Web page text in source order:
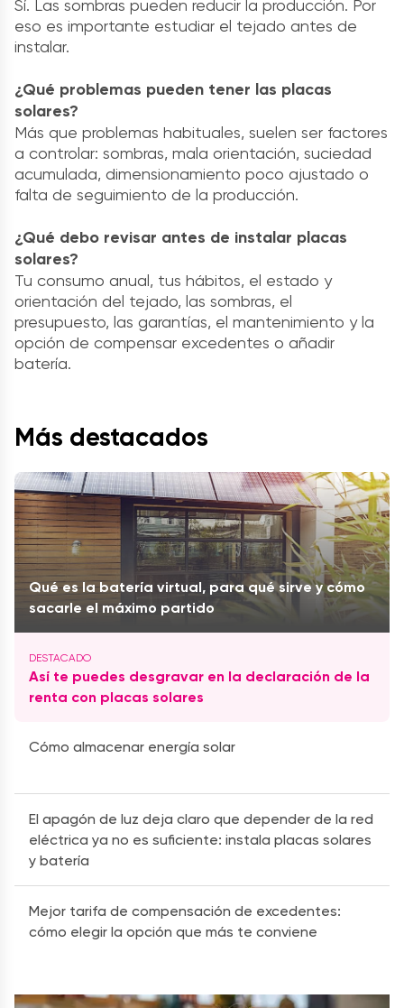
Sí. Las sombras pueden reducir la producción. Por
eso es importante estudiar el tejado antes de
instalar.
¿Qué problemas pueden tener las placas
solares?
Más que problemas habituales, suelen ser factores
a controlar: sombras, mala orientación, suciedad
acumulada, dimensionamiento poco ajustado o
falta de seguimiento de la producción.
¿Qué debo revisar antes de instalar placas
solares?
Tu consumo anual, tus hábitos, el estado y
orientación del tejado, las sombras, el
presupuesto, las garantías, el mantenimiento y la
opción de compensar excedentes o añadir
batería.
Más destacados
Qué es la batería virtual, para qué sirve y cómo
sacarle el máximo partido
Así te puedes desgravar en la declaración de la
renta con placas solares
Cómo almacenar energía solar
El apagón de luz deja claro que depender de la red
eléctrica ya no es suficiente: instala placas solares
y batería
Mejor tarifa de compensación de excedentes:
cómo elegir la opción que más te conviene